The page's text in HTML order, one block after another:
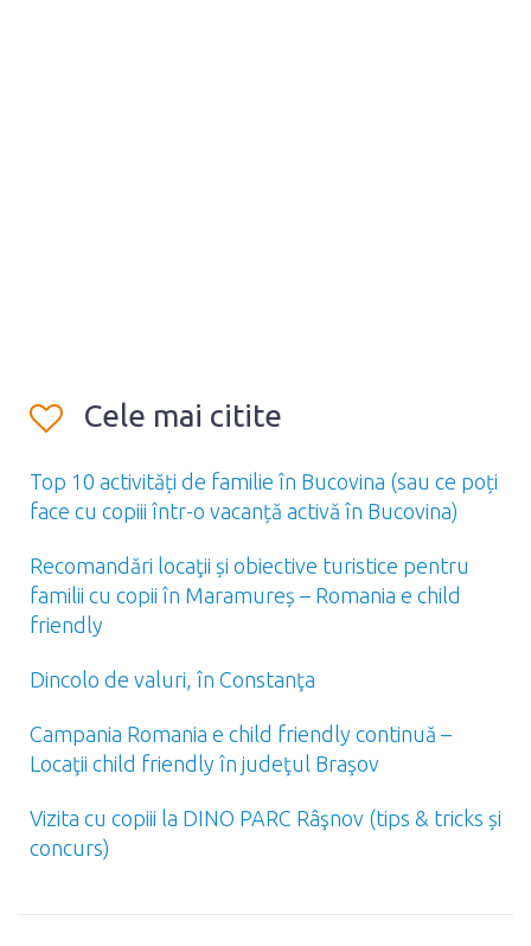
Cele mai citite
Top 10 activități de familie în Bucovina (sau ce poți
face cu copiii într-o vacanță activă în Bucovina)
Recomandări locaţii și obiective turistice pentru
familii cu copii în Maramureș – Romania e child
friendly
Dincolo de valuri, în Constanţa
Campania Romania e child friendly continuă –
Locaţii child friendly în judeţul Braşov
Vizita cu copiii la DINO PARC Râşnov (tips & tricks și
concurs)